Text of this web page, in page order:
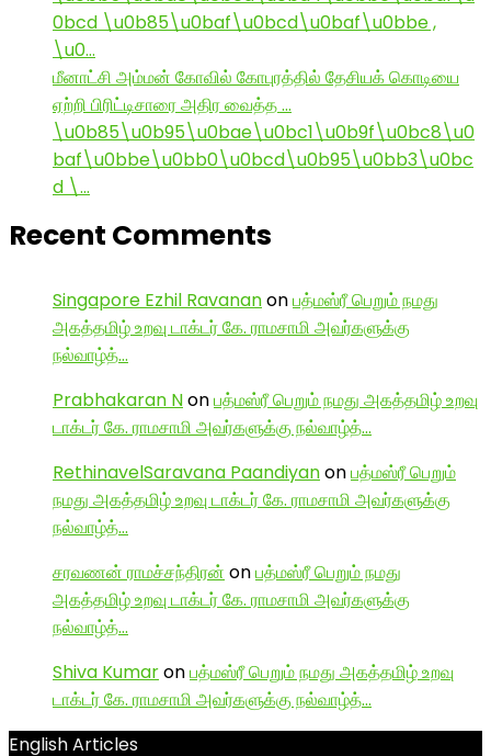
0bcd \u0b85\u0baf\u0bcd\u0baf\u0bbe ,
\u0…
மீனாட்சி அம்மன் கோவில் கோபுரத்தில் தேசியக் கொடியை
ஏற்றி பிரிட்டிசாரை அதிர வைத்த …
\u0b85\u0b95\u0bae\u0bc1\u0b9f\u0bc8\u0
baf\u0bbe\u0bb0\u0bcd\u0b95\u0bb3\u0bc
d \…
Recent Comments
Singapore Ezhil Ravananonபத்மஸ்ரீ பெறும் நமது
அகத்தமிழ் உறவு டாக்டர் கே. ராமசாமி அவர்களுக்கு
நல்வாழ்த்…
Prabhakaran Nonபத்மஸ்ரீ பெறும் நமது அகத்தமிழ் உறவு
டாக்டர் கே. ராமசாமி அவர்களுக்கு நல்வாழ்த்…
RethinavelSaravana Paandiyanonபத்மஸ்ரீ பெறும்
நமது அகத்தமிழ் உறவு டாக்டர் கே. ராமசாமி அவர்களுக்கு
நல்வாழ்த்…
சரவணன் ராமச்சந்திரன் onபத்மஸ்ரீ பெறும் நமது
அகத்தமிழ் உறவு டாக்டர் கே. ராமசாமி அவர்களுக்கு
நல்வாழ்த்…
Shiva Kumaronபத்மஸ்ரீ பெறும் நமது அகத்தமிழ் உறவு
டாக்டர் கே. ராமசாமி அவர்களுக்கு நல்வாழ்த்…
English Articles